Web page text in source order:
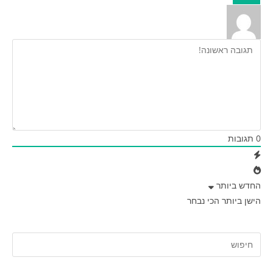
0 תגובות
החדש ביותר
הישן ביותר הכי נבחר